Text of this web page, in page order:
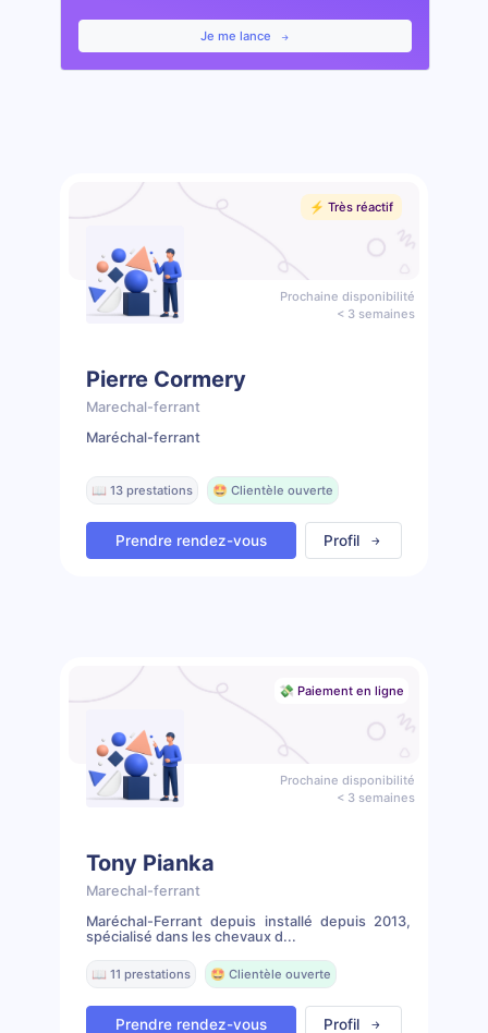
Je me lance
⚡️ Très réactif
Prochaine disponibilité
< 3 semaines
Pierre Cormery
Marechal-ferrant
Maréchal-ferrant
📖 13 prestations 🤩 Clientèle ouverte
Prendre rendez-vous Profil
💸 Paiement en ligne
Prochaine disponibilité
< 3 semaines
Tony Pianka
Marechal-ferrant
Maréchal-Ferrant depuis installé depuis 2013,
spécialisé dans les chevaux d...
📖 11 prestations 🤩 Clientèle ouverte
Prendre rendez-vous Profil